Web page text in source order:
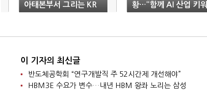
아태본부서 그리는 KR
의 기술 표준
황…“함께 AI 산업 키워
나갈 것”
이 기자의 최신글
반도체공학회 “연구개발직 주 52시간제 개선해야”
HBM3E 수요가 변수…내년 HBM 왕좌 노리는 삼성